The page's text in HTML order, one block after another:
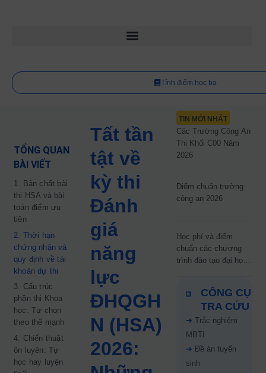
Tính điểm học bạ
TỔNG QUAN
BÀI VIẾT
1. Bản chất bài
thi HSA và bài
toán điểm ưu
tiên
2. Thời hạn
chứng nhận và
quy định về tài
khoản dự thi
3. Cấu trúc
phần thi Khoa
học: Tự chọn
theo thế mạnh
4. Chiến thuật
ôn luyện: Tự
học hay luyện
Tất tần
tật về
kỳ thi
Đánh
giá
năng
lực
ĐHQGH
N (HSA)
2026:
TIN MỚI NHẤT
Các Trường Công An
Thi Khối C00 Năm
2026
Điểm chuẩn trường
công an 2026
Học phí và điểm
chuẩn các chương
trình đào tạo đại học
CÔNG CỤ
TRA CỨU
➜ Trắc nghiệm
MBTI
➜ Đề án tuyển
sinh